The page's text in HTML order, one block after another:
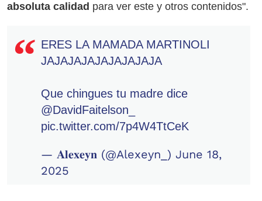
absoluta calidad para ver este y otros contenidos".
ERES LA MAMADA MARTINOLI
JAJAJAJAJAJAJAJAJA
Que chingues tu madre dice
@DavidFaitelson_
pic.twitter.com/7p4W4TtCeK
— 𝐀𝐥𝐞𝐱𝐞𝐲𝐧 (@Alexeyn_) June 18,
2025